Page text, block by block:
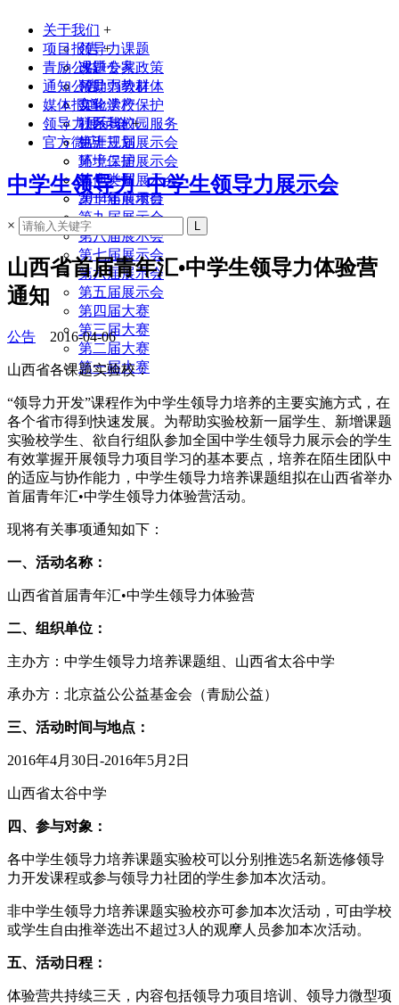
关于我们 +
领导力课题
课题专家
领导力教材
实验学校
联系我们
项目报告 +
改进公共政策
帮助弱势群体
文化遗产保护
社区与校园服务
生涯规划
环境保护
其他类型
2014年前项目
青励公益
通知公告
媒体报道
领导力展示会 +
第十三届展示会
第十二届展示会
第十一届展示会
第十届展示会
第九届展示会
第八届展示会
第七届展示会
第六届展示会
第五届展示会
第四届大赛
第三届大赛
第二届大赛
第一届大赛
官方微店
中学生领导力_中学生领导力展示会
×
山西省首届青年汇•中学生领导力体验营
通知
公告 2016-04-06
山西省各课题实验校：
“领导力开发”课程作为中学生领导力培养的主要实施方式，在
各个省市得到快速发展。为帮助实验校新一届学生、新增课题
实验校学生、欲自行组队参加全国中学生领导力展示会的学生
有效掌握开展领导力项目学习的基本要点，培养在陌生团队中
的适应与协作能力，中学生领导力培养课题组拟在山西省举办
首届青年汇•中学生领导力体验营活动。
现将有关事项通知如下：
一、活动名称：
山西省首届青年汇•中学生领导力体验营
二、组织单位：
主办方：中学生领导力培养课题组、山西省太谷中学
承办方：北京益公公益基金会（青励公益）
三、活动时间与地点：
2016年4月30日-2016年5月2日
山西省太谷中学
四、参与对象：
各中学生领导力培养课题实验校可以分别推选5名新选修领导
力开发课程或参与领导力社团的学生参加本次活动。
非中学生领导力培养课题实验校亦可参加本次活动，可由学校
或学生自由推举选出不超过3人的观摩人员参加本次活动。
五、活动日程：
体验营共持续三天，内容包括领导力项目培训、领导力微型项